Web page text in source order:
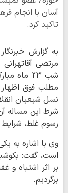
آسان با انجام
تاکید کرد.
به گزارش
مرتضی
شب 23
مطلب فوق اظهار
نسل شیعیان
شرط این مساله
رسوم غلط، شرایط
وی با اشاره به
است، گفت:
بر اثر اشتباه و
برگردیم.